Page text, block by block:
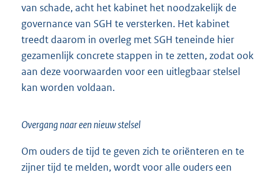
van schade, acht het kabinet het noodzakelijk de
governance van SGH te versterken. Het kabinet
treedt daarom in overleg met SGH teneinde hier
gezamenlijk concrete stappen in te zetten, zodat ook
aan deze voorwaarden voor een uitlegbaar stelsel
kan worden voldaan.
Overgang naar een nieuw stelsel
Om ouders de tijd te geven zich te oriënteren en te
zijner tijd te melden, wordt voor alle ouders een